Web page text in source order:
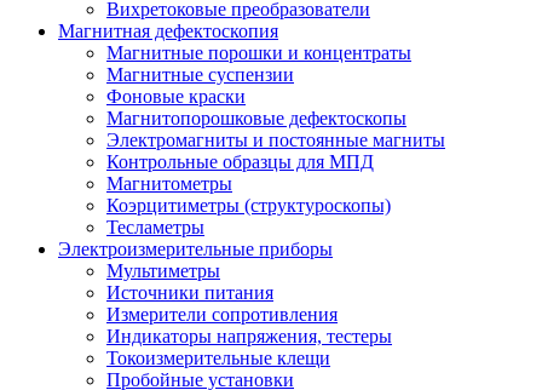
Вихретоковые преобразователи
Магнитная дефектоскопия
Магнитные порошки и концентраты
Магнитные суспензии
Фоновые краски
Магнитопорошковые дефектоскопы
Электромагниты и постоянные магниты
Контрольные образцы для МПД
Магнитометры
Коэрцитиметры (структуроскопы)
Тесламетры
Электроизмерительные приборы
Мультиметры
Источники питания
Измерители сопротивления
Индикаторы напряжения, тестеры
Токоизмерительные клещи
Пробойные установки